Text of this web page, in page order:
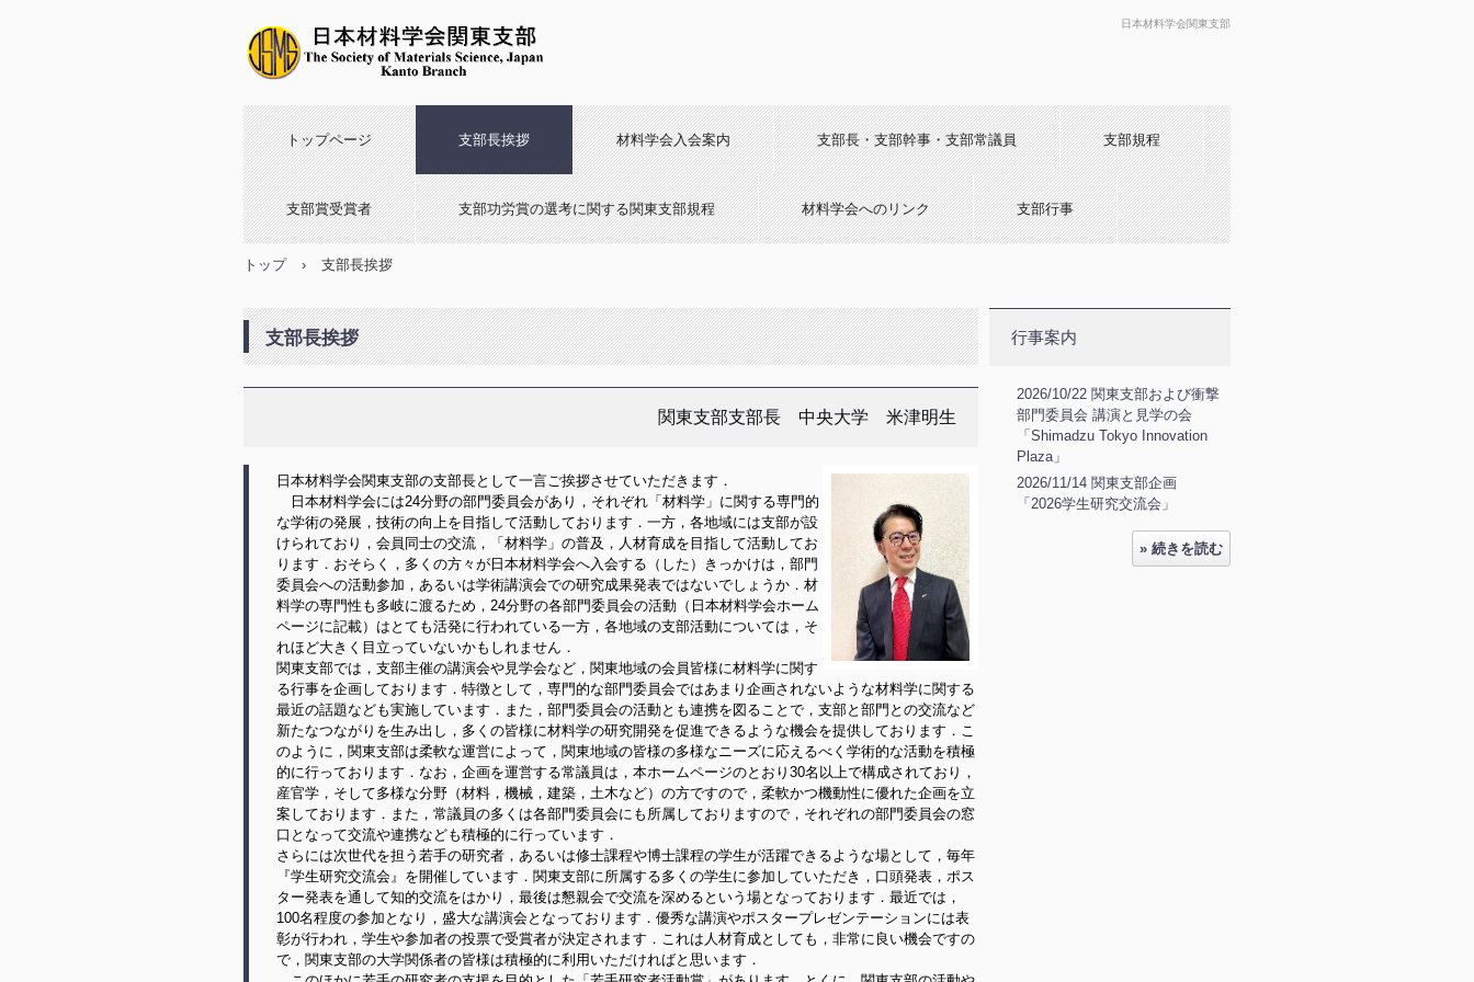
日本材料学会関東支部
トップページ 支部長挨拶 材料学会入会案内 支部長・支部幹事・支部常議員 支部規程
支部賞受賞者 支部功労賞の選考に関する関東支部規程 材料学会へのリンク 支部行事
トップ › 支部長挨拶
支部長挨拶
関東支部支部長 中央大学 米津明生
日本材料学会関東支部の支部長として一言ご挨拶させていただきます．
日本材料学会には24分野の部門委員会があり，それぞれ「材料学」に関する専門的
な学術の発展，技術の向上を目指して活動しております．一方，各地域には支部が設
けられており，会員同士の交流，「材料学」の普及，人材育成を目指して活動してお
ります．おそらく，多くの方々が日本材料学会へ入会する（した）きっかけは，部門
委員会への活動参加，あるいは学術講演会での研究成果発表ではないでしょうか．材
料学の専門性も多岐に渡るため，24分野の各部門委員会の活動（日本材料学会ホーム
ページに記載）はとても活発に行われている一方，各地域の支部活動については，そ
れほど大きく目立っていないかもしれません．
関東支部では，支部主催の講演会や見学会など，関東地域の会員皆様に材料学に関す
る行事を企画しております．特徴として，専門的な部門委員会ではあまり企画されないような材料学に関する
最近の話題なども実施しています．また，部門委員会の活動とも連携を図ることで，支部と部門との交流など
新たなつながりを生み出し，多くの皆様に材料学の研究開発を促進できるような機会を提供しております．こ
のように，関東支部は柔軟な運営によって，関東地域の皆様の多様なニーズに応えるべく学術的な活動を積極
的に行っております．なお，企画を運営する常議員は，本ホームページのとおり30名以上で構成されており，
産官学，そして多様な分野（材料，機械，建築，土木など）の方ですので，柔軟かつ機動性に優れた企画を立
案しております．また，常議員の多くは各部門委員会にも所属しておりますので，それぞれの部門委員会の窓
口となって交流や連携なども積極的に行っています．
さらには次世代を担う若手の研究者，あるいは修士課程や博士課程の学生が活躍できるような場として，毎年
『学生研究交流会』を開催しています．関東支部に所属する多くの学生に参加していただき，口頭発表，ポス
ター発表を通して知的交流をはかり，最後は懇親会で交流を深めるという場となっております．最近では，
100名程度の参加となり，盛大な講演会となっております．優秀な講演やポスタープレゼンテーションには表
彰が行われ，学生や参加者の投票で受賞者が決定されます．これは人材育成としても，非常に良い機会ですの
で，関東支部の大学関係者の皆様は積極的に利用いただければと思います．
行事案内
2026/10/22 関東支部および衝撃
部門委員会 講演と見学の会
「Shimadzu Tokyo Innovation
Plaza」
2026/11/14 関東支部企画
「2026学生研究交流会」
» 続きを読む